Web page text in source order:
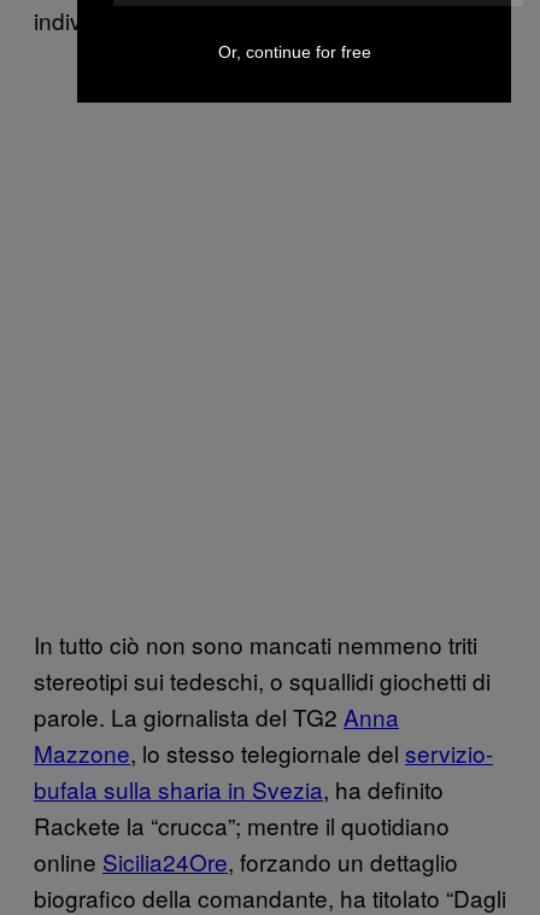
individuare i responsabili.
In tutto ciò non sono mancati nemmeno triti
stereotipi sui tedeschi, o squallidi giochetti di
parole. La giornalista del TG2 Anna
Mazzone, lo stesso telegiornale del servizio-
bufala sulla sharia in Svezia, ha definito
Rackete la “crucca”; mentre il quotidiano
online Sicilia24Ore, forzando un dettaglio
biografico della comandante, ha titolato “Dagli
Or, continue for free